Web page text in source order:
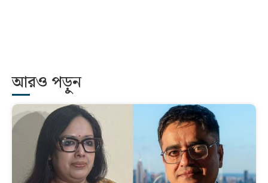
আরও পড়ুন